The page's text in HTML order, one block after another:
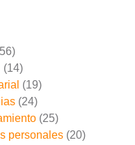
(14)
(19)
(24)
(25)
personales (20)